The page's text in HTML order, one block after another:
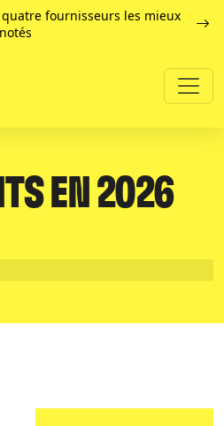
fournisseurs les mieux
notés
EN 2026